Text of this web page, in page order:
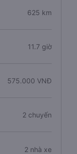
625 km
11.7 giờ
575.000 VNĐ
2 chuyến
2 nhà xe